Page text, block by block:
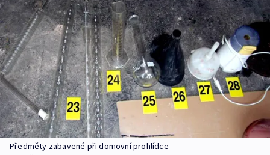
Předměty zabavené při domovní prohlídce